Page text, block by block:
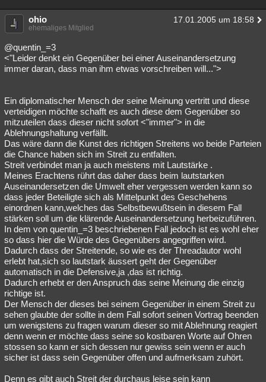
ohio 17.01.2005 um 18:58
ehemaliges Mitglied
@quentin_=3
<"Leider denkt ein Gegenüber bei einer Auseinandersetzung
immer daran, dass man ihm etwas vorschreiben will...">
Ein diplomatischer Mensch der seine Meinung vertritt und diese
verteidigen möchte schafft es auch diese dem Gegenüber so
mitzuteilen dass dieser nicht sofort <"immer"> in die
Ablehnungshaltung verfällt.
Das wäre dann die Kunst des richtigen Streitens wo beide Parteien
die Chance haben sich im Streit zu entfalten.
Streit verbindet man ja auch meistens mit Lautstärke .
Meines Erachtens rührt das daher dass beim lautstarken
Auseinandersetzen die Umwelt eher vergessen werden kann so
dass jeder Beteiligte sich als Mittelpunkt des Geschehens
einordnen kann,welches das Selbstbewußtsein in diesem Fall
stärken soll um die klärende Auseinandersetzung herbeizuführen.
In dem von quentin_=3 beschriebenen Fall jedoch ist es wohl eher
so dass hier die Würde des Gegenübers angegriffen wird.
Dadurch dass der Streitende, so wie es der Threadautor wohl
erlebt hat,sich so lautstark äussert geht der Gegenüber
automatisch in die Defensive,ja ,das ist richtig.
Dadurch erhebt er den Anspruch das seine Meinung die einzig
richtige ist.
Der Mensch der dieses bei seinem Gegenüber in einem Streit zu
sehen glaubte der sollte in dem Fall sofort seinen Vortrag beenden
um wenigstens zu fragen warum dieser so mit Ablehnung reagiert
denn wenn er möchte dass seine so kostbaren Worte auf Ohren
stossen so kann er sich dessen nur gewiss sein wenn er auch
sicher ist dass sein Gegenüber offen und aufmerksam zuhört.
Denn es gibt auch Streit der durchaus leise sein kann